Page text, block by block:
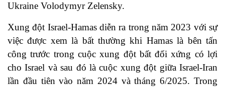
Ukraine Volodymyr Zelensky.
Xung đột Israel-Hamas diễn ra trong năm 2023 với sự
việc được xem là bất thường khi Hamas là bên tấn
công trước trong cuộc xung đột bất đối xứng có lợi
cho Israel và sau đó là cuộc xung đột giữa Israel-Iran
lần đầu tiên vào năm 2024 và tháng 6/2025. Trong